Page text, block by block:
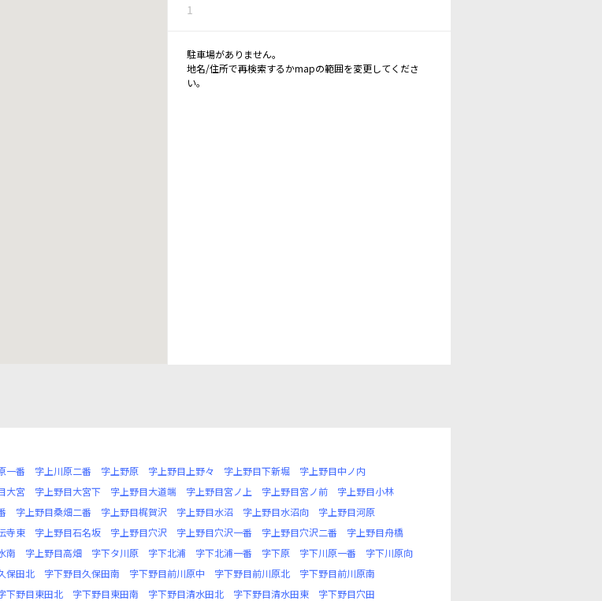
1
駐車場がありません。
地名/住所で再検索するかmapの範囲を変更してくださ
い。
一番 字上川原二番 字上野原 字上野目上野々 字上野目下新堀
字上野目中ノ内
大宮 字上野目大宮下 字上野目大道端 字上野目宮ノ上 字上野目宮ノ前
字上野目小林
字上野目桑畑二番 字上野目梶賀沢 字上野目水沼 字上野目水沼向
字上野目河原
寺東 字上野目石名坂 字上野目穴沢 字上野目穴沢一番 字上野目穴沢二番
字上野目舟橋
南 字上野目高畑 字下タ川原 字下北浦 字下北浦一番 字下原 字下川原一番
字下川原向
保田北 字下野目久保田南 字下野目前川原中 字下野目前川原北
字下野目前川原南
下野目東田北 字下野目東田南 字下野目清水田北 字下野目清水田東
字下野目穴田